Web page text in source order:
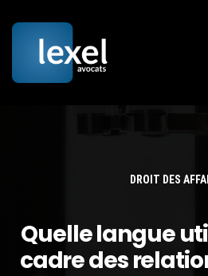
DROIT DES
Quelle langue
cadre des